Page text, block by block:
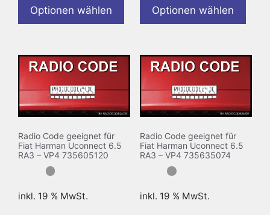
Optionen wählen Optionen wählen
Radio Code geeignet für
Fiat Harman Uconnect 6.5
RA3 – VP4 735605120
inkl. 19 % MwSt.
Radio Code geeignet für
Fiat Harman Uconnect 6.5
RA3 – VP4 735635074
inkl. 19 % MwSt.